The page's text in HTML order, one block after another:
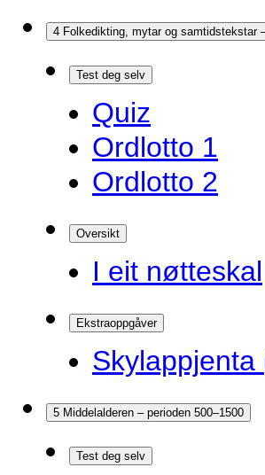
4 Folkedikting, mytar og samtidstekstar
Test deg selv
Quiz
Ordlotto 1
Ordlotto 2
Oversikt
I eit nøtteskal
Ekstraoppgåver
5 Middelalderen – perioden 500–1500
Test deg selv